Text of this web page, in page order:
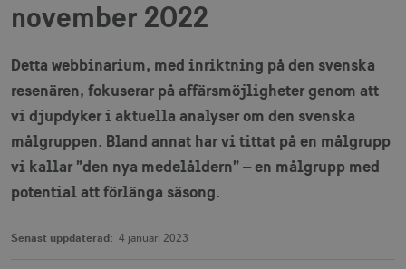
november 2022
Detta webbinarium, med inriktning på den svenska
resenären, fokuserar på affärsmöjligheter genom att
vi djupdyker i aktuella analyser om den svenska
målgruppen. Bland annat har vi tittat på en målgrupp
vi kallar ”den nya medelåldern” – en målgrupp med
potential att förlänga säsong.
Senast uppdaterad: 4 januari 2023